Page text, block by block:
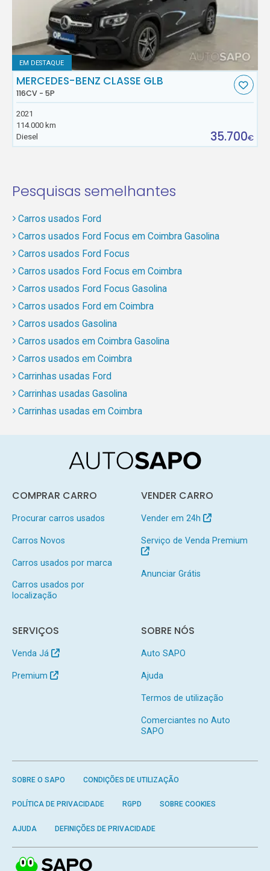
EM DESTAQUE
MERCEDES-BENZ CLASSE GLB
116CV - 5P
2021
114.000 km
Diesel
35.700€
Pesquisas semelhantes
Carros usados Ford
Carros usados Ford Focus em Coimbra Gasolina
Carros usados Ford Focus
Carros usados Ford Focus em Coimbra
Carros usados Ford Focus Gasolina
Carros usados Ford em Coimbra
Carros usados Gasolina
Carros usados em Coimbra Gasolina
Carros usados em Coimbra
Carrinhas usadas Ford
Carrinhas usadas Gasolina
Carrinhas usadas em Coimbra
COMPRAR CARRO
Procurar carros usados
Carros Novos
Carros usados por marca
Carros usados por
localização
VENDER CARRO
Vender em 24h
Serviço de Venda Premium
Anunciar Grátis
SERVIÇOS
Venda Já
Premium
SOBRE NÓS
Auto SAPO
Ajuda
Termos de utilização
Comerciantes no Auto
SAPO
SOBRE O SAPO CONDIÇÕES DE UTILIZAÇÃO
POLÍTICA DE PRIVACIDADE RGPD SOBRE COOKIES
AJUDA DEFINIÇÕES DE PRIVACIDADE